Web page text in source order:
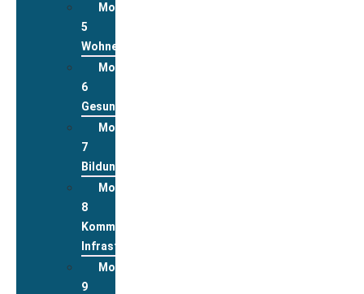
Modul
5
Wohnen
Modul
6
Gesundheit
Modul
7
Bildung
Modul
8
Kommunale
Infrastrukturen
Modul
9